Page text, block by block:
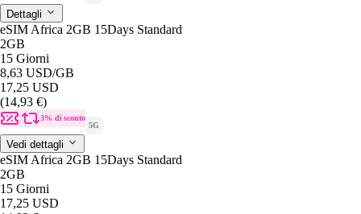
Dettagli
eSIM Africa 2GB 15Days Standard
2GB
15 Giorni
8,63 USD/GB
17,25 USD
(14,93 €)
3% di sconto
5G
Vedi dettagli
eSIM Africa 2GB 15Days Standard
2GB
15 Giorni
17,25 USD